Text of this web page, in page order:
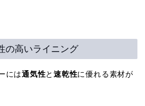
の高いライニング
には通気性と速乾性に優れる素材が